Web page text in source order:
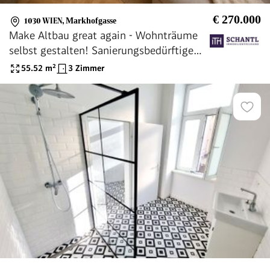
1030 WIEN, Markhofgasse € 270.000
Make Altbau great again - Wohnträume
selbst gestalten! Sanierungsbedürftige
Altbauwohnung! U-Bahn ums Eck +
Optimalste Infrastruktur und Anbindung!
Worauf warten Sie noch?
55.52 m² 3 Zimmer